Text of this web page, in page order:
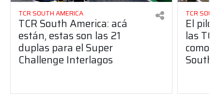
TCR SOUTH AMERICA
TCR South America: acá
están, estas son las 21
duplas para el Super
Challenge Interlagos
TCR
El
las
como
South